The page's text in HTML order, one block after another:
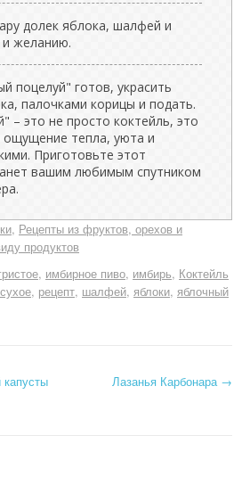
долек яблока, шалфей и
и желанию.
поцелуй" готов, украсить
палочками корицы и подать.
– это не просто коктейль, это
ощущение тепла, уюта и
Приготовьте этот
вашим любимым спутником
Рецепты из фруктов, орехов и
продуктов
имбирное пиво имбирь Коктейль
рецепт шалфей яблоки яблочный
Лазанья Карбонара →